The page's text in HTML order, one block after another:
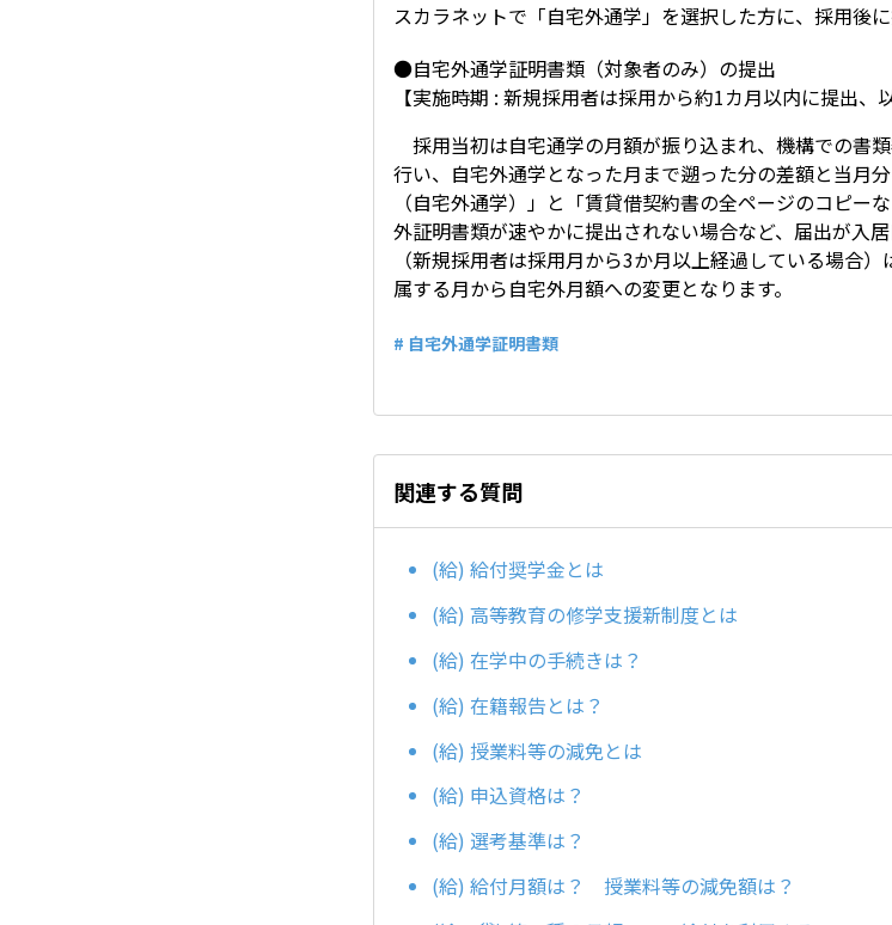
スカラネットで「自宅外通学」を選択した方に、採用後
●自宅外通学証明書類（対象者のみ）の提出
【実施時期 : 新規採用者は採用から約1カ月以内に提出、
採用当初は自宅通学の月額が振り込まれ、機構での書
行い、自宅外通学となった月まで遡った分の差額と当月
（自宅外通学）」と「賃貸借契約書の全ページのコピー
外証明書類が速やかに提出されない場合など、届出が入
（新規採用者は採用月から3か月以上経過している場合
属する月から自宅外月額への変更となります。
# 自宅外通学証明書類
関連する質問
(給) 給付奨学金とは
(給) 高等教育の修学支援新制度とは
(給) 在学中の手続きは？
(給) 在籍報告とは？
(給) 授業料等の減免とは
(給) 申込資格は？
(給) 選考基準は？
(給) 給付月額は？ 授業料等の減免額は？